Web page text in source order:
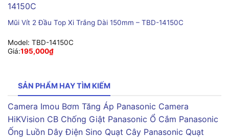
Mũi Vít 2 Đầu Top Xi Trắng Dài 150mm – TBD-14150C
Model: TBD-14150C
Giá:195,000₫
SẢN PHẨM HAY TÌM KIẾM
Camera Imou Bơm Tăng Áp Panasonic Camera
HiKVision CB Chống Giật Panasonic Ổ Cắm Panasonic
Ống Luồn Dây Điện Sino Quạt Cây Panasonic Quạt